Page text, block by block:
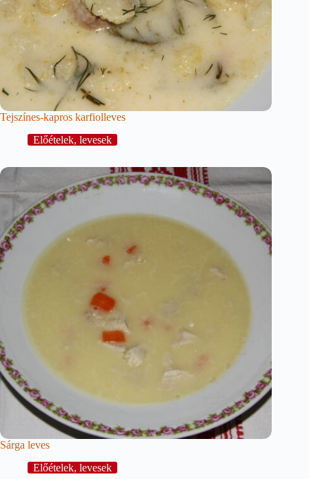
Tejszínes-kapros karfiolleves
Előételek, levesek
Sárga leves
Előételek, levesek